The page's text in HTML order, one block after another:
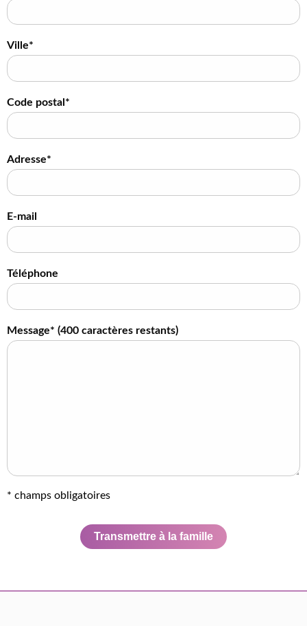
Ville*
Code postal*
Adresse*
E-mail
Téléphone
Message* (400 caractères restants)
* champs obligatoires
Transmettre à la famille